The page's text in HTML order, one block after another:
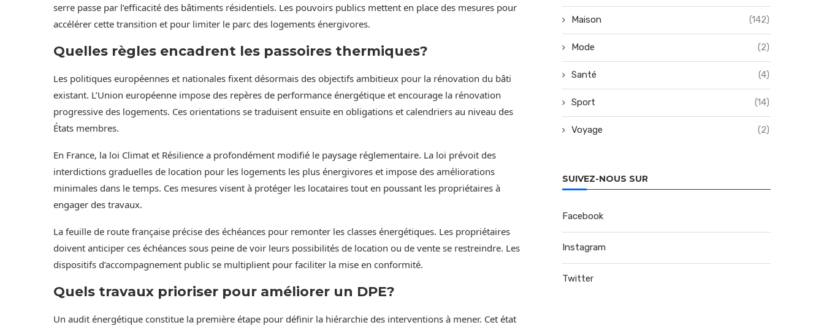
serre passe par l’efficacité des bâtiments résidentiels. Les pouvoirs publics mettent en place des mesures pour
accélérer cette transition et pour limiter le parc des logements énergivores.
Quelles règles encadrent les passoires thermiques?
Les politiques européennes et nationales fixent désormais des objectifs ambitieux pour la rénovation du bâti
existant. L’Union européenne impose des repères de performance énergétique et encourage la rénovation
progressive des logements. Ces orientations se traduisent ensuite en obligations et calendriers au niveau des
États membres.
En France, la loi Climat et Résilience a profondément modifié le paysage réglementaire. La loi prévoit des
interdictions graduelles de location pour les logements les plus énergivores et impose des améliorations
minimales dans le temps. Ces mesures visent à protéger les locataires tout en poussant les propriétaires à
engager des travaux.
La feuille de route française précise des échéances pour remonter les classes énergétiques. Les propriétaires
doivent anticiper ces échéances sous peine de voir leurs possibilités de location ou de vente se restreindre. Les
dispositifs d’accompagnement public se multiplient pour faciliter la mise en conformité.
Quels travaux prioriser pour améliorer un DPE?
Un audit énergétique constitue la première étape pour définir la hiérarchie des interventions à mener. Cet état
Maison (142)
Mode (2)
Santé (4)
Sport (14)
Voyage (2)
SUIVEZ-NOUS SUR
Facebook
Instagram
Twitter